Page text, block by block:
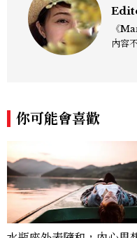
《
內容
《美
的雜
你可能會喜歡